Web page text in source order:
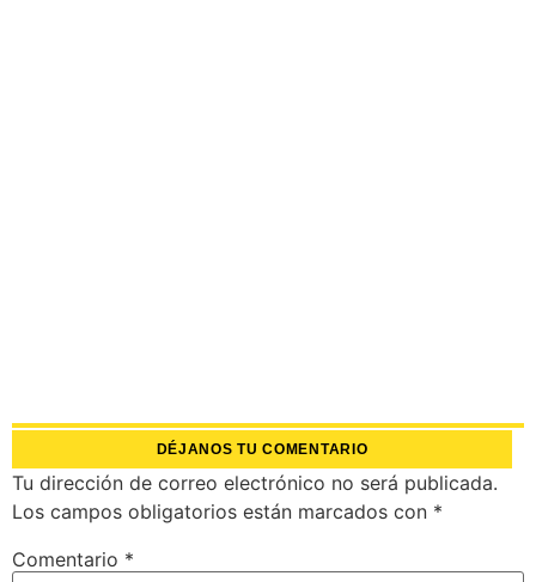
DÉJANOS TU COMENTARIO
Tu dirección de correo electrónico no será publicada.
Los campos obligatorios están marcados con *
Comentario *